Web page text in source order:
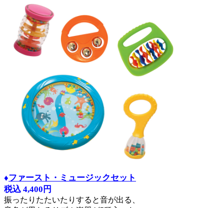
♦ファースト・ミュージックセット
税込 4,400円
振ったりたたいたりすると音が出る、